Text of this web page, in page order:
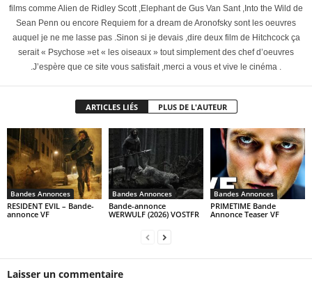
films comme Alien de Ridley Scott ,Elephant de Gus Van Sant ,Into the Wild de
Sean Penn ou encore Requiem for a dream de Aronofsky sont les oeuvres
auquel je ne me lasse pas .Sinon si je devais ,dire deux film de Hitchcock ça
serait « Psychose »et « les oiseaux » tout simplement des chef d’oeuvres
.J’espère que ce site vous satisfait ,merci a vous et vive le cinéma .
ARTICLES LIÉS PLUS DE L'AUTEUR
Bandes Annonces
RESIDENT EVIL – Bande-
annonce VF
Bandes Annonces
Bande-annonce
WERWULF (2026) VOSTFR
Bandes Annonces
PRIMETIME Bande
Annonce Teaser VF
Laisser un commentaire